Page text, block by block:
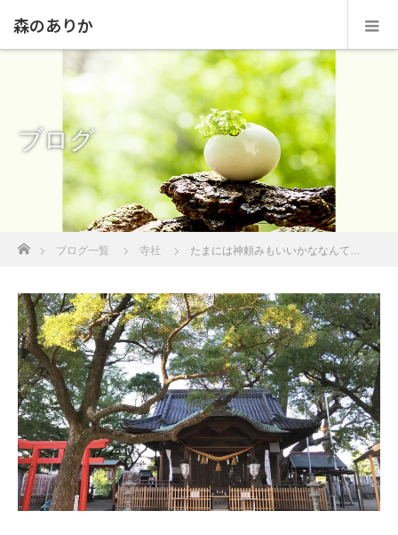
森のありか
ブログ
ブログ一覧 寺社 たまには神頼みもいいかななんて…